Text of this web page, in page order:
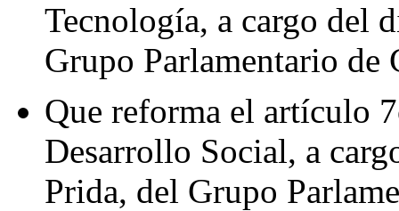
Tecnología, a cargo del
Grupo Parlamentario de
Que reforma el artículo
Desarrollo Social, a
Prida, del Grupo